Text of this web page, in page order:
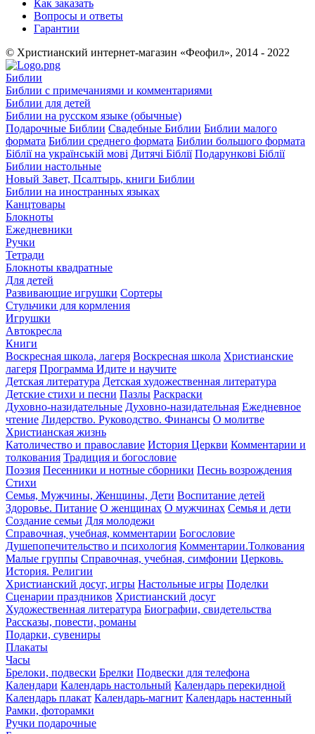
Как заказать
Вопросы и ответы
Гарантии
© Христианский интернет-магазин «Феофил», 2014 - 2022
Библии
Библии с примечаниями и комментариями
Библии для детей
Библии на русском языке (обычные)
Подарочные Библии Свадебные Библии Библии малого
формата Библии среднего формата Библии большого формата
Біблії на українській мові Дитячі Біблії Подарункові Біблії
Библии настольные
Новый Завет, Псалтырь, книги Библии
Библии на иностранных языках
Канцтовары
Блокноты
Ежедневники
Ручки
Тетради
Блокноты квадратные
Для детей
Развивающие игрушки Сортеры
Стульчики для кормления
Игрушки
Автокресла
Книги
Воскресная школа, лагеря Воскресная школа Христианские
лагеря Программа Идите и научите
Детская литература Детская художественная литература
Детские стихи и песни Пазлы Раскраски
Духовно-назидательные Духовно-назидательная Ежедневное
чтение Лидерство. Руководство. Финансы О молитве
Христианская жизнь
Католичество и православие История Церкви Комментарии и
толкования Традиция и богословие
Поэзия Песенники и нотные сборники Песнь возрождения
Стихи
Семья, Мужчины, Женщины, Дети Воспитание детей
Здоровье. Питание О женщинах О мужчинах Семья и дети
Создание семьи Для молодежи
Справочная, учебная, комментарии Богословие
Душепопечительство и психология Комментарии.Толкования
Малые группы Справочная, учебная, симфонии Церковь.
История. Религии
Христианский досуг, игры Настольные игры Поделки
Сценарии праздников Христианский досуг
Художественная литература Биографии, свидетельства
Рассказы, повести, романы
Подарки, сувениры
Плакаты
Часы
Брелоки, подвески Брелки Подвески для телефона
Календари Календарь настольный Календарь перекидной
Календарь плакат Календарь-магнит Календарь настенный
Рамки, фоторамки
Ручки подарочные